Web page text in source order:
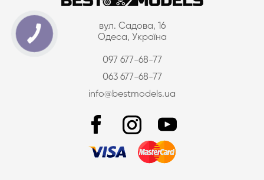
вул. Садова, 16
Одеса, Україна
097 677-68-77
063 677-68-77
info@bestmodels.ua